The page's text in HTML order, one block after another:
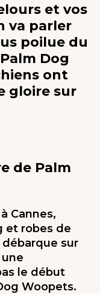
et vos
va parler
poilue du
Dog
ont
gloire sur
de Palm
Cannes,
et robes de
débarque sur
le début
Woopets.